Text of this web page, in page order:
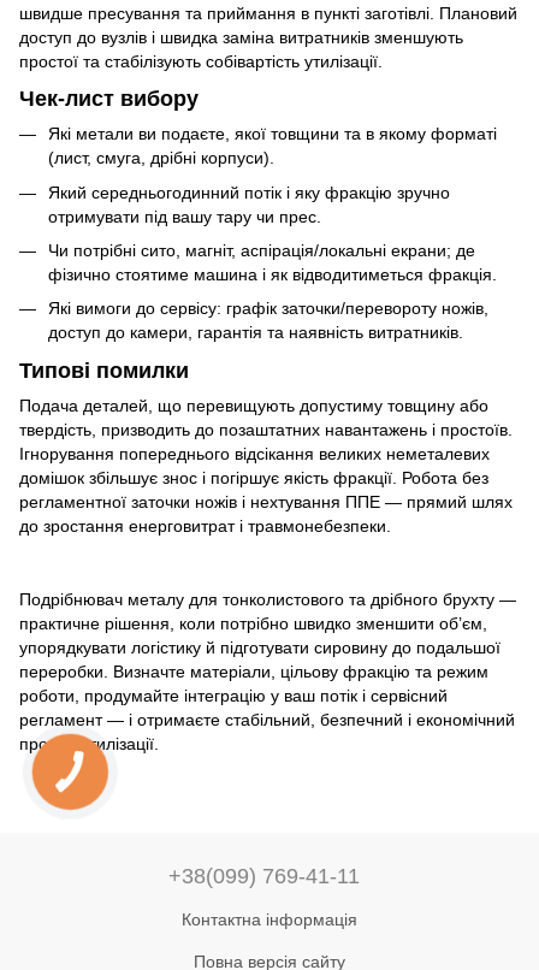
швидше пресування та приймання в пункті заготівлі. Плановий
доступ до вузлів і швидка заміна витратників зменшують
простої та стабілізують собівартість утилізації.
Чек-лист вибору
Які метали ви подаєте, якої товщини та в якому форматі
(лист, смуга, дрібні корпуси).
Який середньогодинний потік і яку фракцію зручно
отримувати під вашу тару чи прес.
Чи потрібні сито, магніт, аспірація/локальні екрани; де
фізично стоятиме машина і як відводитиметься фракція.
Які вимоги до сервісу: графік заточки/перевороту ножів,
доступ до камери, гарантія та наявність витратників.
Типові помилки
Подача деталей, що перевищують допустиму товщину або
твердість, призводить до позаштатних навантажень і простоїв.
Ігнорування попереднього відсікання великих неметалевих
домішок збільшує знос і погіршує якість фракції. Робота без
регламентної заточки ножів і нехтування ППЕ — прямий шлях
до зростання енерговитрат і травмонебезпеки.
Подрібнювач металу для тонколистового та дрібного брухту —
практичне рішення, коли потрібно швидко зменшити об’єм,
упорядкувати логістику й підготувати сировину до подальшої
переробки. Визначте матеріали, цільову фракцію та режим
роботи, продумайте інтеграцію у ваш потік і сервісний
регламент — і отримаєте стабільний, безпечний і економічний
процес утилізації.
+38(099) 769-41-11
Контактна інформація
Повна версія сайту